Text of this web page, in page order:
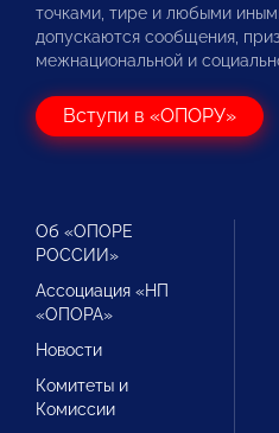
точками, тире и любыми
допускаются сообщения,
межнациональной и
Вступи в «ОПОРУ»
Об «ОПОРЕ
РОССИИ»
Ассоциация «НП
«ОПОРА»
Новости
Комитеты и
Комиссии